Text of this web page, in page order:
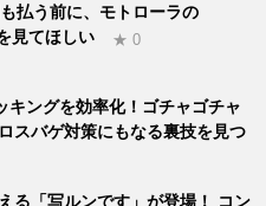
払う前に、モトローラの
見てほしい
★ 0
キングを効率化！ゴチャゴチャ
スバゲ対策にもなる裏技を見つ
る「写ルンです」が登場！ コン